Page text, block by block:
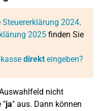
Steuererklärung 2024.
2025 finden Sie
direkteingeben?
nicht
"ja" aus. Dann können